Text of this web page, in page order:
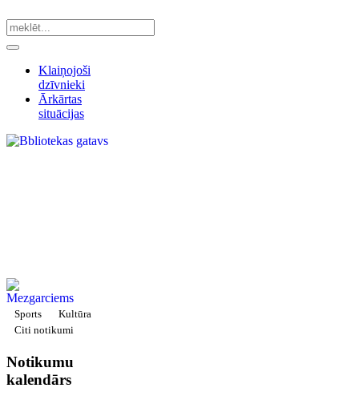
Klaiņojoši
dzīvnieki
Ārkārtas
situācijas
Sports
Kultūra
Citi notikumi
Notikumu
kalendārs